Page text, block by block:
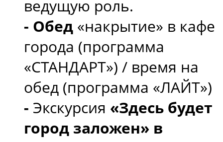
ведущую роль.
- Обед «накрытие» в кафе
города (программа
«СТАНДАРТ») / время на
обед (программа «ЛАЙТ»)
- Экскурсия «Здесь будет
город заложен» в